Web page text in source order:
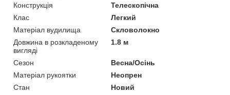
Конструкція
Телескопічна
Клас
Легкий
Матеріал вудилища
Скловолокно
Довжина в розкладеному
вигляді
1.8 м
Сезон
Весна/Осінь
Матеріал рукоятки
Неопрен
Стан
Новий